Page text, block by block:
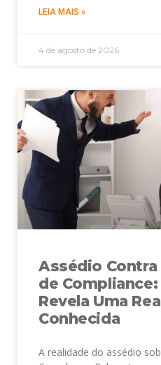
LEIA MAIS »
4 de agosto de 2026
Assédio
de
Revela Uma
Conhecida
A realidade do assédio